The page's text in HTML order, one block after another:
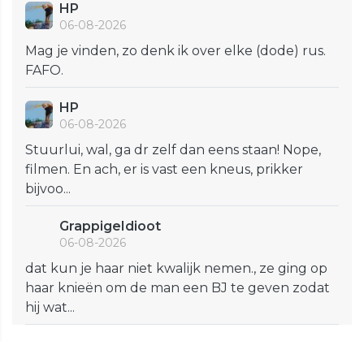
HP
06-08-2026
Mag je vinden, zo denk ik over elke (dode) rus.
FAFO.
HP
06-08-2026
Stuurlui, wal, ga dr zelf dan eens staan! Nope,
filmen. En ach, er is vast een kneus, prikker
bijvoo...
GrappigeIdioot
06-08-2026
dat kun je haar niet kwalijk nemen., ze ging op
haar knieën om de man een BJ te geven zodat
hij wat...